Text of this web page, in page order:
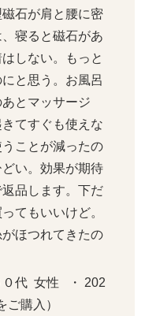
石が肩と腰に密
寝ると磁石があ
しない。もっと
と思う。お風呂
とマッサージ
きてすぐも使えな
ことが減ったの
い。効果が期待
品します。下だ
てもいいけど。
ほつれてきたの
代  女性   ・ 202
ご購入）